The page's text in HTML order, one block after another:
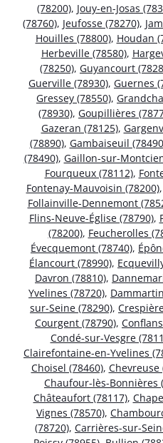
(78200), Jouy-en-Josas
(78760), Jeufosse (78270),
Houilles (78800), Houdan
Herbeville (78580),
(78250), Guyancourt
Guerville (78930), Guernes
Gressey (78550),
(78930), Goupillières
Gazeran (78125),
(78890), Gambaiseuil
(78490), Gaillon-sur-
Fourqueux (78112),
Fontenay-Mauvoisin (78200),
Follainville-Dennemont
Flins-Neuve-Église (78790),
(78200), Feucherolles
Évecquemont (78740),
Élancourt (78990),
Davron (78810),
Yvelines (78720),
sur-Seine (78290),
Courgent (78790),
Condé-sur-Vesgre
Clairefontaine-en-Yvelines
Choisel (78460), Chevreuse
Chaufour-lès-Bonnières
Châteaufort (78117),
Vignes (78570),
(78720), Carrières-sur-